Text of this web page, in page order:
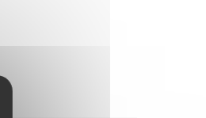
Masquer le